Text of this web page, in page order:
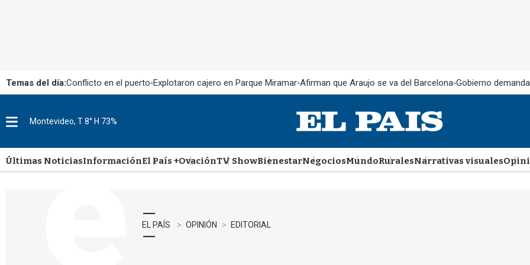
Temas del día:Conflicto en el puerto Explotaron cajero en Parque Miramar Afirman que Araujo se va del Barcelona Gobierno
u
Montevideo, T 8° H 73%
Últimas NoticiasInformaciónEl País +OvaciónTV ShowBienestarNegociosMundoRuralesNarrativas visuales
EL PAÍS OPINIÓN EDITORIAL